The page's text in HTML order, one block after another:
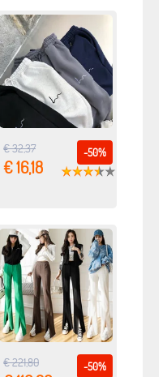
-50%
€ 32,37
€ 16,18
-50%
€ 221,80